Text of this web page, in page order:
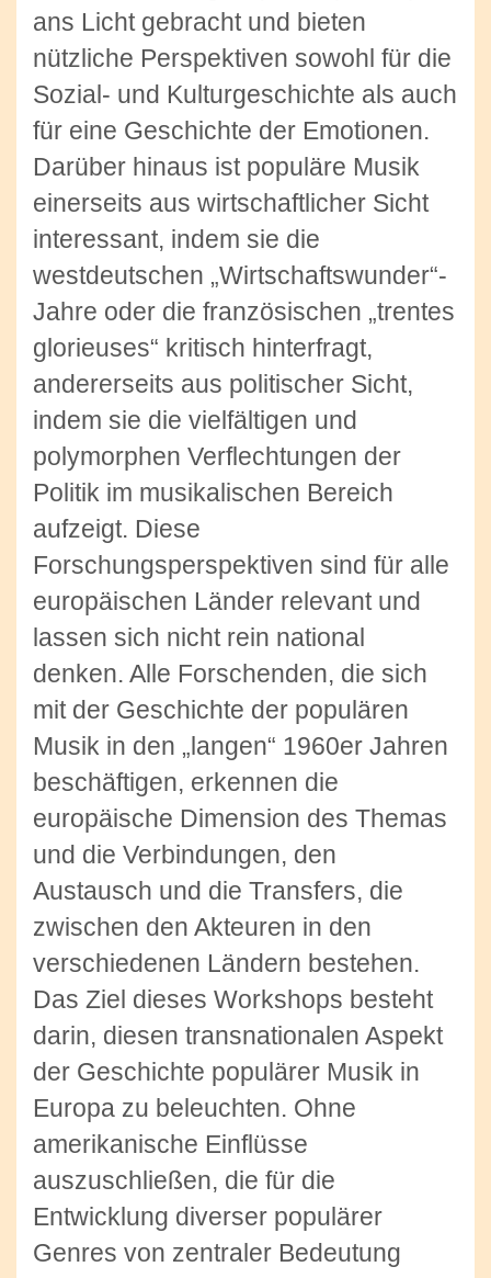
ans Licht gebracht und bieten
nützliche Perspektiven sowohl für die
Sozial- und Kulturgeschichte als auch
für eine Geschichte der Emotionen.
Darüber hinaus ist populäre Musik
einerseits aus wirtschaftlicher Sicht
interessant, indem sie die
westdeutschen „Wirtschaftswunder“-
Jahre oder die französischen „trentes
glorieuses“ kritisch hinterfragt,
andererseits aus politischer Sicht,
indem sie die vielfältigen und
polymorphen Verflechtungen der
Politik im musikalischen Bereich
aufzeigt. Diese
Forschungsperspektiven sind für alle
europäischen Länder relevant und
lassen sich nicht rein national
denken. Alle Forschenden, die sich
mit der Geschichte der populären
Musik in den „langen“ 1960er Jahren
beschäftigen, erkennen die
europäische Dimension des Themas
und die Verbindungen, den
Austausch und die Transfers, die
zwischen den Akteuren in den
verschiedenen Ländern bestehen.
Das Ziel dieses Workshops besteht
darin, diesen transnationalen Aspekt
der Geschichte populärer Musik in
Europa zu beleuchten. Ohne
amerikanische Einflüsse
auszuschließen, die für die
Entwicklung diverser populärer
Genres von zentraler Bedeutung